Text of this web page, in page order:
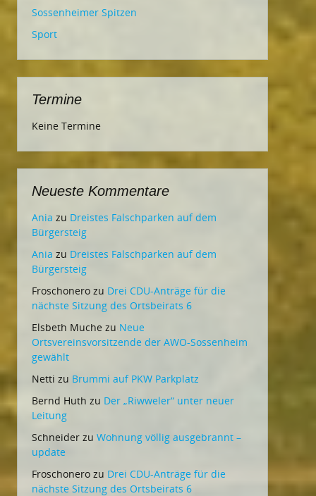
Sossenheimer Spitzen
Sport
Termine
Keine Termine
Neueste Kommentare
Ania zu Dreistes Falschparken auf dem
Bürgersteig
Ania zu Dreistes Falschparken auf dem
Bürgersteig
Froschonero zu Drei CDU-Anträge für die
nächste Sitzung des Ortsbeirats 6
Elsbeth Muche zu Neue
Ortsvereinsvorsitzende der AWO-Sossenheim
gewählt
Netti zu Brummi auf PKW Parkplatz
Bernd Huth zu Der „Riwweler“ unter neuer
Leitung
Schneider zu Wohnung völlig ausgebrannt –
update
Froschonero zu Drei CDU-Anträge für die
nächste Sitzung des Ortsbeirats 6